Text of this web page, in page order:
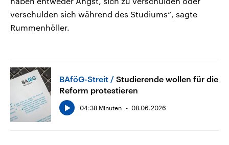
verschulden sich während des Studiums“, sagte
Rummenhöller.
BAföG-Streit
Studierende wollen für die
Reform protestieren
04:38 Minuten 08.06.2026